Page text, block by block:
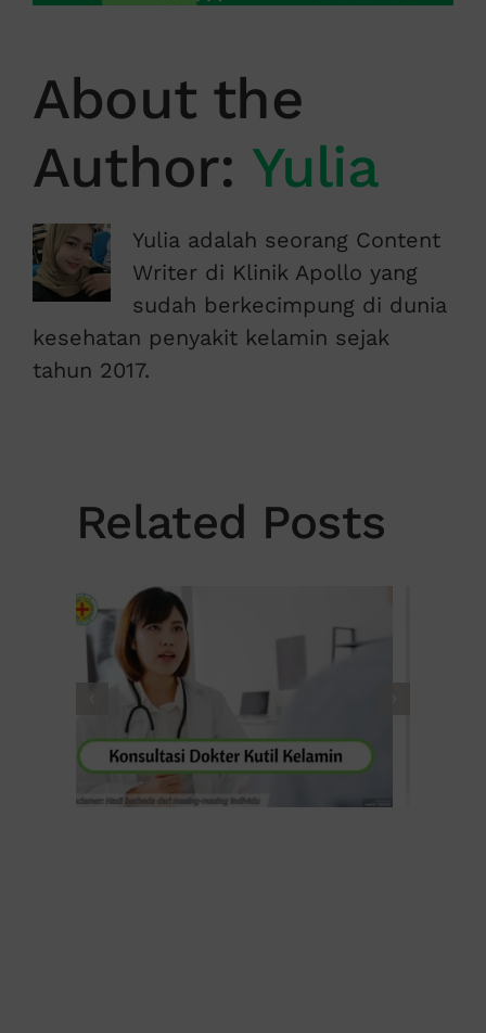
About the
Author: Yulia
Yulia adalah seorang Content
Writer di Klinik Apollo yang
sudah berkecimpung di dunia
kesehatan penyakit kelamin sejak
tahun 2017.
Related Posts